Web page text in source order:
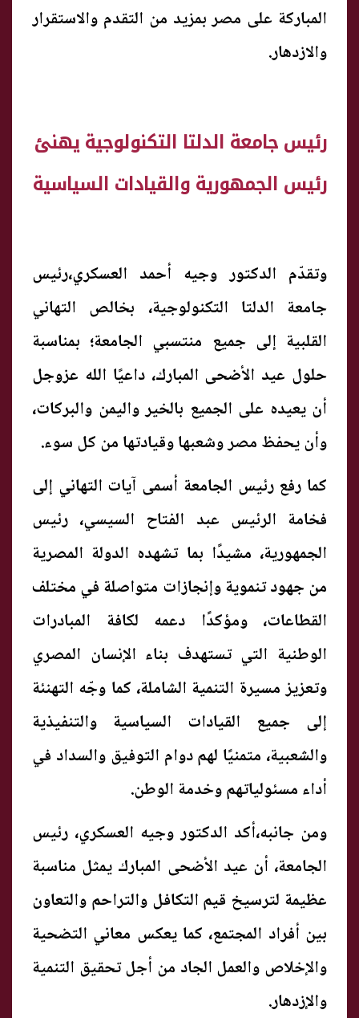
المباركة على مصر بمزيد من التقدم والاستقرار
والازدهار.
رئيس جامعة الدلتا التكنولوجية يهنئ
رئيس الجمهورية والقيادات السياسية
وتقدّم الدكتور وجيه أحمد العسكري،رئيس
جامعة الدلتا التكنولوجية، بخالص التهاني
القلبية إلى جميع منتسبي الجامعة؛ بمناسبة
حلول عيد الأضحى المبارك، داعيًا الله عزوجل
أن يعيده على الجميع بالخير واليمن والبركات،
وأن يحفظ مصر وشعبها وقيادتها من كل سوء.
كما رفع رئيس الجامعة أسمى آيات التهاني إلى
فخامة الرئيس عبد الفتاح السيسي، رئيس
الجمهورية، مشيدًا بما تشهده الدولة المصرية
من جهود تنموية وإنجازات متواصلة في مختلف
القطاعات، ومؤكدًا دعمه لكافة المبادرات
الوطنية التي تستهدف بناء الإنسان المصري
وتعزيز مسيرة التنمية الشاملة، كما وجّه التهنئة
إلى جميع القيادات السياسية والتنفيذية
والشعبية، متمنيًا لهم دوام التوفيق والسداد في
أداء مسئولياتهم وخدمة الوطن.
ومن جانبه،أكد الدكتور وجيه العسكري، رئيس
الجامعة، أن عيد الأضحى المبارك يمثل مناسبة
عظيمة لترسيخ قيم التكافل والتراحم والتعاون
بين أفراد المجتمع، كما يعكس معاني التضحية
والإخلاص والعمل الجاد من أجل تحقيق التنمية
والإزدهار.